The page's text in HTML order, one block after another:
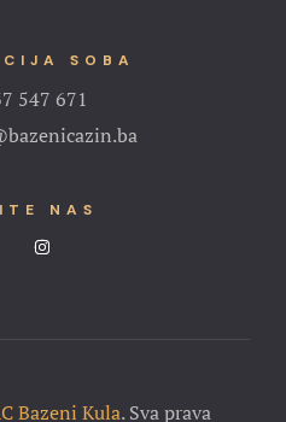
SOBA
547 671
NAS
Bazeni Kula. Sva prava